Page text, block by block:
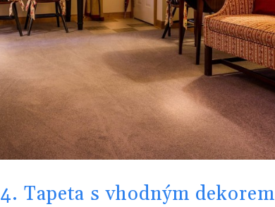
4. Tapeta s vhodným dekorem